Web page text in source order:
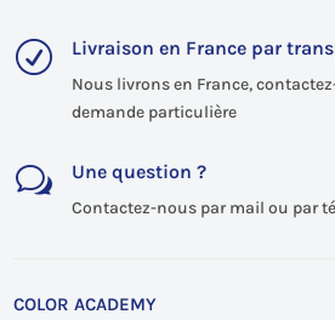
R Livraison en France par
Nous livrons en France,
demande particulière
w Une question ?
Contactez-nous par mail ou par
COLOR ACADEMY